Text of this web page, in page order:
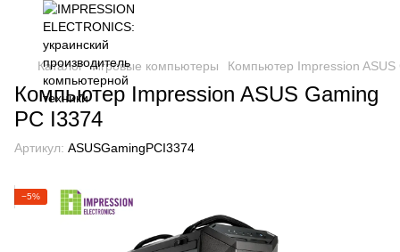
Каталог Игровые компьютеры Компьютер Impression
Компьютер Impression ASUS Gaming
PC I3374
Артикул: ASUSGamingPCI3374
−5%